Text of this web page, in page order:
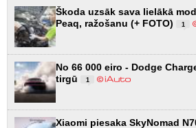
Škoda uzsāk sava lielākā
Peaq, ražošanu (+ FOTO)
1
No 66 000 eiro - Dodge
tirgū
1
Xiaomi piesaka SkyNomad